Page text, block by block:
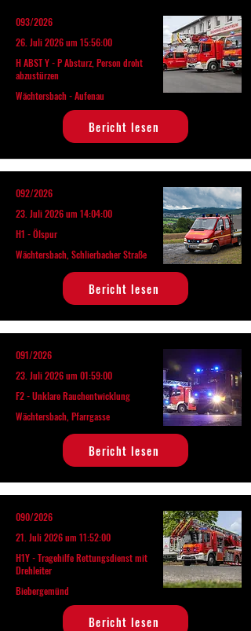
093/2026
26. Juli 2026 um 15:56:00
H ABST Y - P Absturz, Person droht
abzustürzen
Wächtersbach - Aufenau
Bericht lesen
092/2026
23. Juli 2026 um 14:04:00
H1 - Ölspur
Wächtersbach, Schlierbacher Straße
Bericht lesen
091/2026
23. Juli 2026 um 01:59:00
F2 - Unklare Rauchentwicklung
Wächtersbach, Pfarrgasse
Bericht lesen
090/2026
21. Juli 2026 um 11:52:00
H1Y - Tragehilfe Rettungsdienst mit
Drehleiter
Biebergemünd
Bericht lesen